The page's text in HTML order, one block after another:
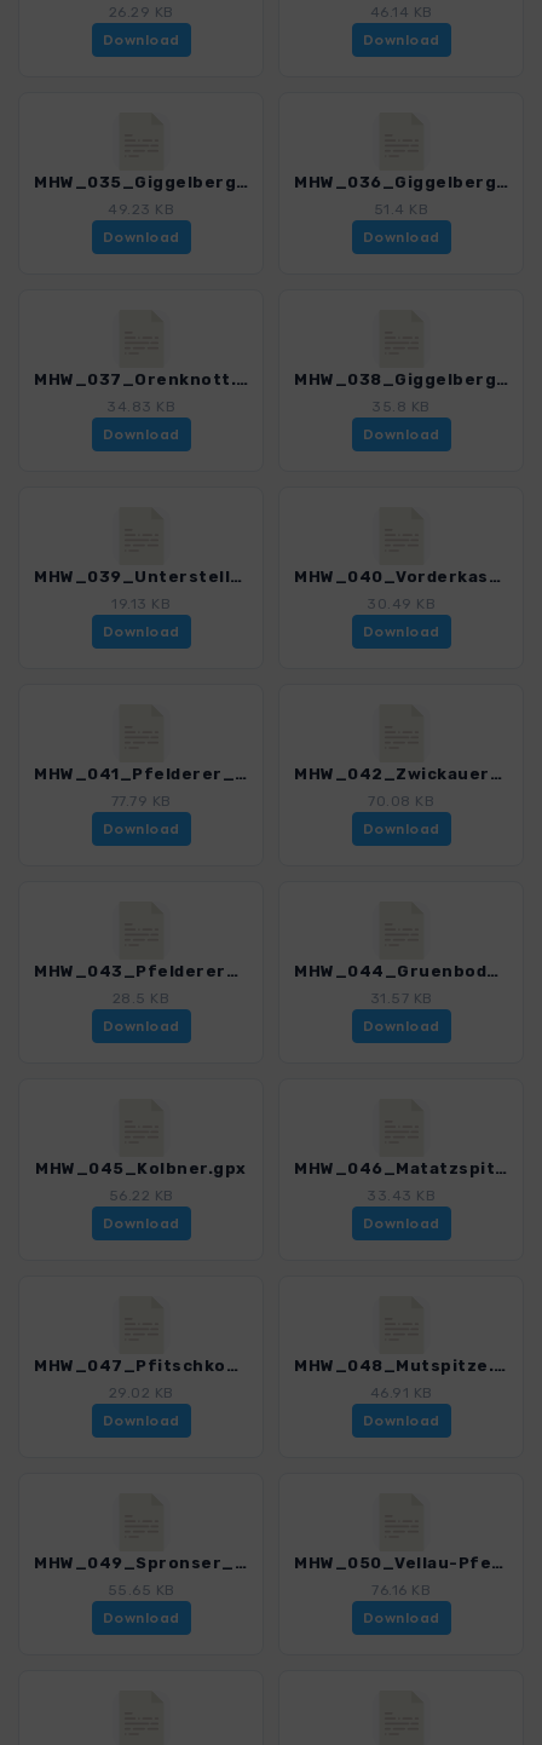
26.29 KB
Download
46.14 KB
Download
MHW_035_Giggelberg-Partschins.gpx
49.23 KB
Download
MHW_036_Giggelberg-Zielspitze.gpx
51.4 KB
Download
MHW_037_Orenknott.gpx
34.83 KB
Download
MHW_038_Giggelberg-Unterstell.gpx
35.8 KB
Download
MHW_039_Unterstell-Naturnser_Sonnenberg.gpx
19.13 KB
Download
MHW_040_Vorderkaser-Eishof.gpx
30.49 KB
Download
MHW_041_Pfelderer_Hoehenweg.gpx
77.79 KB
Download
MHW_042_Zwickauer_Huette.gpx
70.08 KB
Download
MHW_043_Pfelderer_Panoramaweg.gpx
28.5 KB
Download
MHW_044_Gruenboden-Faltmaralm.gpx
31.57 KB
Download
MHW_045_Kolbner.gpx
56.22 KB
Download
MHW_046_Matatzspitze.gpx
33.43 KB
Download
MHW_047_Pfitschkopf.gpx
29.02 KB
Download
MHW_048_Mutspitze.gpx
46.91 KB
Download
MHW_049_Spronser_Roetelspitze.gpx
55.65 KB
Download
MHW_050_Vellau-Pfelders.gpx
76.16 KB
Download